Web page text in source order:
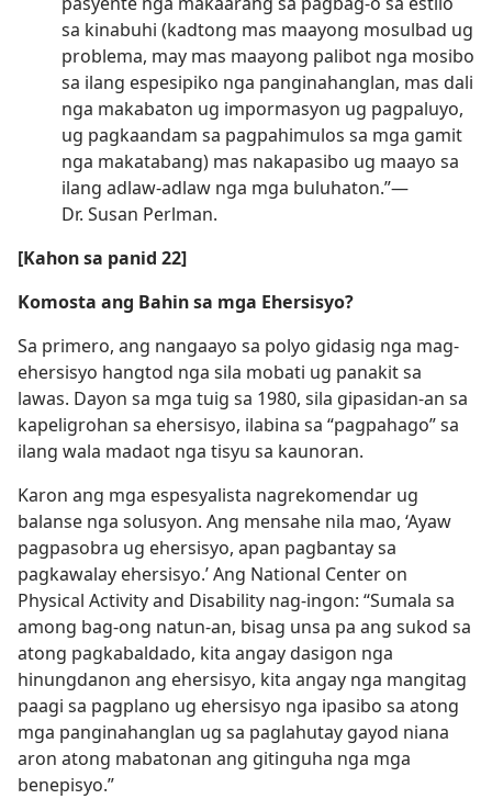
sa kinabuhi (kadtong mas maayong mosulbad ug
problema, may mas maayong palibot nga mosibo
sa ilang espesipiko nga panginahanglan, mas dali
nga makabaton ug impormasyon ug pagpaluyo,
ug pagkaandam sa pagpahimulos sa mga gamit
nga makatabang) mas nakapasibo ug maayo sa
ilang adlaw-adlaw nga mga buluhaton.”​—
Dr. Susan Perlman.
[Kahon sa panid 22]
Komosta ang Bahin sa mga Ehersisyo?
Sa primero, ang nangaayo sa polyo gidasig nga mag-
ehersisyo hangtod nga sila mobati ug panakit sa
lawas. Dayon sa mga tuig sa 1980, sila gipasidan-an sa
kapeligrohan sa ehersisyo, ilabina sa “pagpahago” sa
ilang wala madaot nga tisyu sa kaunoran.
Karon ang mga espesyalista nagrekomendar ug
balanse nga solusyon. Ang mensahe nila mao, ‘Ayaw
pagpasobra ug ehersisyo, apan pagbantay sa
pagkawalay ehersisyo.’ Ang National Center on
Physical Activity and Disability nag-ingon: “Sumala sa
among bag-ong natun-an, bisag unsa pa ang sukod sa
atong pagkabaldado, kita angay dasigon nga
hinungdanon ang ehersisyo, kita angay nga mangitag
paagi sa pagplano ug ehersisyo nga ipasibo sa atong
mga panginahanglan ug sa paglahutay gayod niana
aron atong mabatonan ang gitinguha nga mga
benepisyo.”